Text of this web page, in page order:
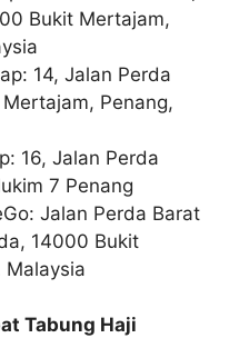
Bukit Mertajam,
14, Jalan Perda
Penang,
16, Jalan Perda
7 Penang
Jalan Perda Barat
14000 Bukit
Malaysia
Tabung Haji